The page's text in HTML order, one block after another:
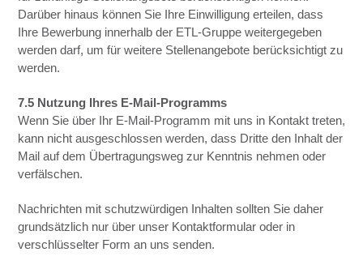
Darüber hinaus können Sie Ihre Einwilligung erteilen, dass
Ihre Bewerbung innerhalb der ETL-Gruppe weitergegeben
werden darf, um für weitere Stellenangebote berücksichtigt zu
werden.
7.5 Nutzung Ihres E-Mail-Programms
Wenn Sie über Ihr E-Mail-Programm mit uns in Kontakt treten,
kann nicht ausgeschlossen werden, dass Dritte den Inhalt der
Mail auf dem Übertragungsweg zur Kenntnis nehmen oder
verfälschen.
Nachrichten mit schutzwürdigen Inhalten sollten Sie daher
grundsätzlich nur über unser Kontaktformular oder in
verschlüsselter Form an uns senden.